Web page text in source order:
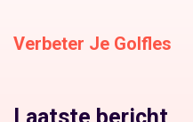
Verbeter Je Golfles